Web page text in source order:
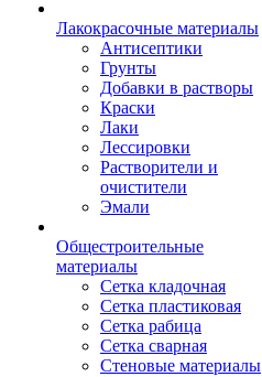
Лакокрасочные материалы
Антисептики
Грунты
Добавки в растворы
Краски
Лаки
Лессировки
Растворители и
очистители
Эмали
Общестроительные
материалы
Сетка кладочная
Сетка пластиковая
Сетка рабица
Сетка сварная
Стеновые материалы